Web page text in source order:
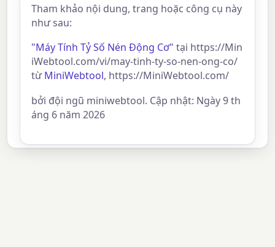
Tham khảo nội dung, trang hoặc công cụ này
như sau:
"Máy Tính Tỷ Số Nén Động Cơ" tại https://Min
iWebtool.com/vi/may-tinh-ty-so-nen-ong-co/
từMiniWebtool, https://MiniWebtool.com/
bởi đội ngũ miniwebtool. Cập nhật: Ngày 9 th
áng 6 năm 2026